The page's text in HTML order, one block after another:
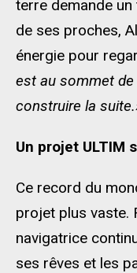
terre demande un
de ses proches,
énergie pour
est au sommet
construire la
Un projet ULTIM
Ce record du
projet plus vaste.
navigatrice
ses rêves et les